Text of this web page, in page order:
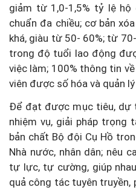
giảm từ 1,0-1,5% tỷ lệ hộ
chuẩn đa chiều; cơ bản
khá, giàu từ 50- 60%; từ
trong độ tuổi lao động
việc làm; 100% thông tin
viên được số hóa và quản
Để đạt được mục tiêu, dự
nhiệm vụ, giải pháp trọng
bản chất Bộ đội Cụ Hồ
Nhà nước, nhân dân; nêu
tự lực, tự cường, giúp
quả công tác tuyên truyền,